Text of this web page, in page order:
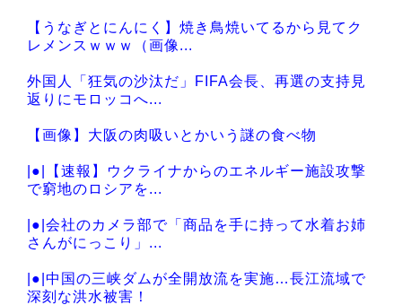
【うなぎとにんにく】焼き鳥焼いてるから見てク
レメンスｗｗｗ（画像...
外国人「狂気の沙汰だ」FIFA会長、再選の支持見
返りにモロッコへ...
【画像】大阪の肉吸いとかいう謎の食べ物
|●|【速報】ウクライナからのエネルギー施設攻撃
で窮地のロシアを...
|●|会社のカメラ部で「商品を手に持って水着お姉
さんがにっこり」...
|●|中国の三峡ダムが全開放流を実施…長江流域で
深刻な洪水被害！